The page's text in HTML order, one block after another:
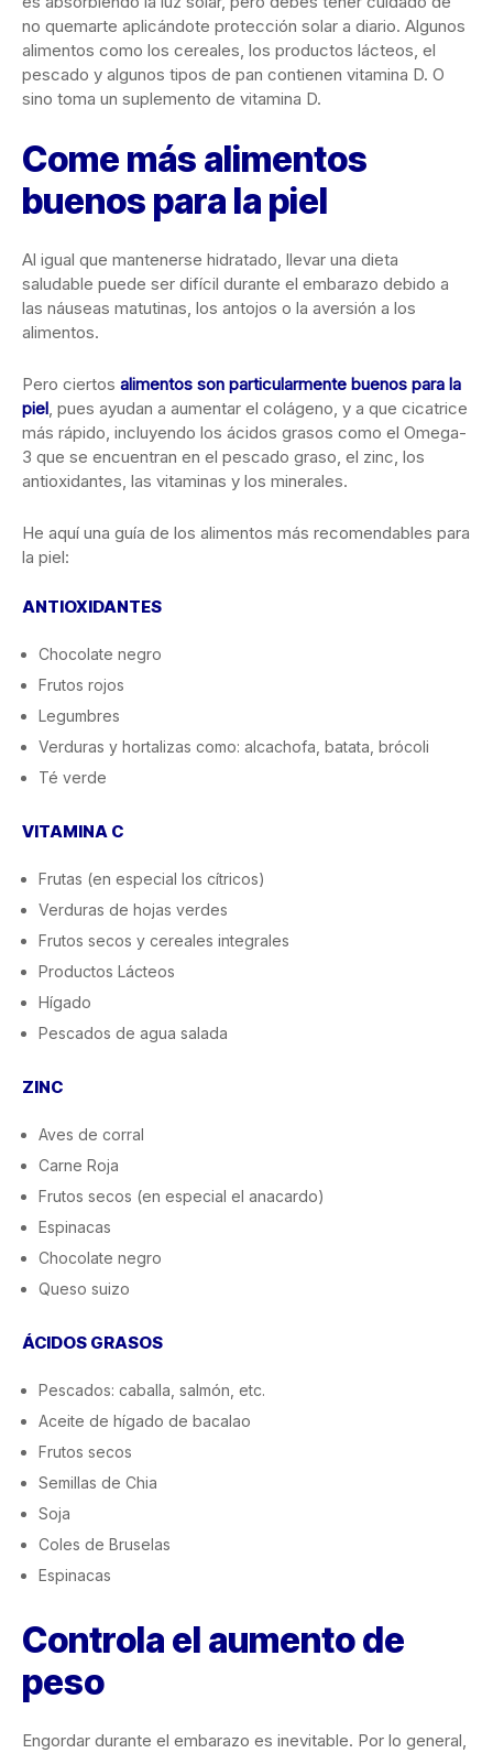
no quemarte aplicándote protección solar a diario. Algunos
alimentos como los cereales, los productos lácteos, el
pescado y algunos tipos de pan contienen vitamina D. O
sino toma un suplemento de vitamina D.
Come más alimentos
buenos para la piel
Al igual que mantenerse hidratado, llevar una dieta
saludable puede ser difícil durante el embarazo debido a
las náuseas matutinas, los antojos o la aversión a los
alimentos.
Pero ciertos alimentos son particularmente buenos para la
piel, pues ayudan a aumentar el colágeno, y a que cicatrice
más rápido, incluyendo los ácidos grasos como el Omega-
3 que se encuentran en el pescado graso, el zinc, los
antioxidantes, las vitaminas y los minerales.
He aquí una guía de los alimentos más recomendables para
la piel:
ANTIOXIDANTES
Chocolate negro
Frutos rojos
Legumbres
Verduras y hortalizas como: alcachofa, batata, brócoli
Té verde
VITAMINA C
Frutas (en especial los cítricos)
Verduras de hojas verdes
Frutos secos y cereales integrales
Productos Lácteos
Hígado
Pescados de agua salada
ZINC
Aves de corral
Carne Roja
Frutos secos (en especial el anacardo)
Espinacas
Chocolate negro
Queso suizo
ÁCIDOS GRASOS
Pescados: caballa, salmón, etc.
Aceite de hígado de bacalao
Frutos secos
Semillas de Chia
Soja
Coles de Bruselas
Espinacas
Controla el aumento de
peso
Engordar durante el embarazo es inevitable. Por lo general,